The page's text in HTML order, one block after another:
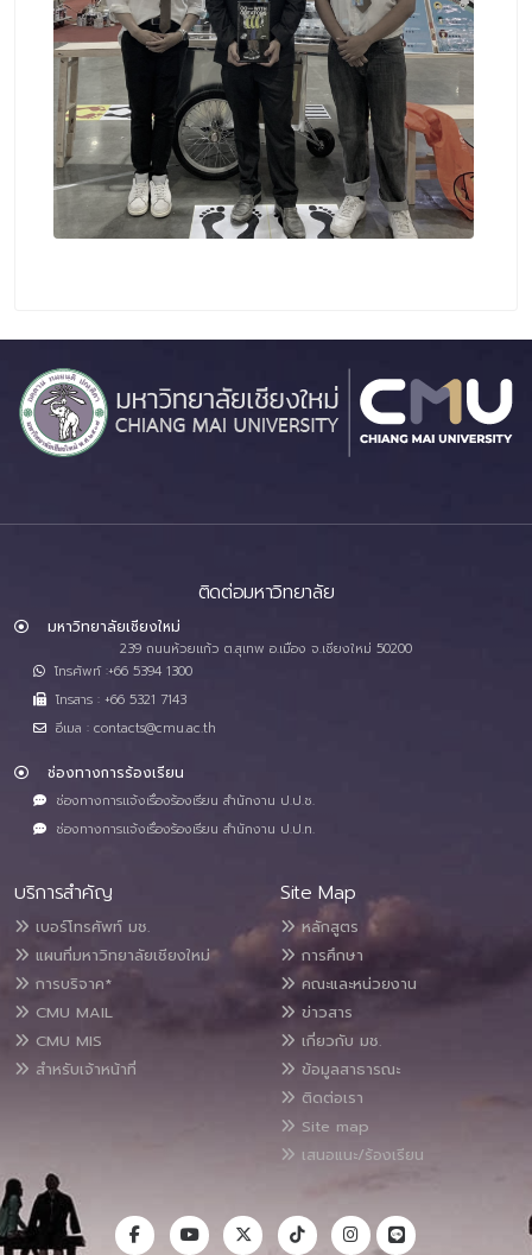
ติดต่อมหาวิทยาลัย
มหาวิทยาลัยเชียงใหม่
239 ถนนห้วยแก้ว ต.สุเทพ อ.เมือง จ.เชียงใหม่ 50200
โทรศัพท์ :+66 5394 1300
โทรสาร : +66 5321 7143
อีเมล : contacts@cmu.ac.th
ช่องทางการร้องเรียน
ช่องทางการแจ้งเรื่องร้องเรียน สำนักงาน ป.ป.ช.
ช่องทางการแจ้งเรื่องร้องเรียน สำนักงาน ป.ป.ท.
บริการสำคัญ
เบอร์โทรศัพท์ มช.
แผนที่มหาวิทยาลัยเชียงใหม่
การบริจาค*
CMU MAIL
CMU MIS
สำหรับเจ้าหน้าที่
Site Map
หลักสูตร
การศึกษา
คณะและหน่วยงาน
ข่าวสาร
เกี่ยวกับ มช.
ข้อมูลสาธารณะ
ติดต่อเรา
Site map
เสนอแนะ/ร้องเรียน